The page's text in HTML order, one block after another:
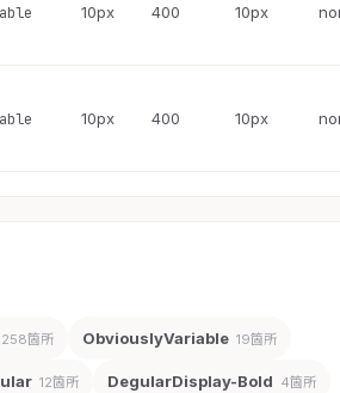
10px 400 10px
10px 400 10px
258箇所 ObviouslyVariable 19箇所
12箇所 DegularDisplay-Bold 4箇所